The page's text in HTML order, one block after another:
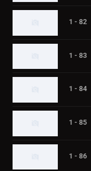
1 - 82
1 - 83
1 - 84
1 - 85
1 - 86